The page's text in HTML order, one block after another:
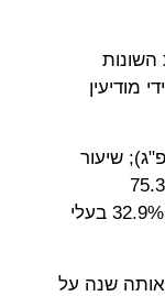
השונות
מודיעין
לבגרות מצטיינת עמד על 21.3% (22% בתשפ"ג); שיעור
היה 76.7% (המקום ה-12 בארץ), לעומת 75.3%
בתשפ"ג; 77.7% היו זכאים להסמכה טכנולוגית, לעומת 78.8% בתשפ"ג, מתוכם 32.9% בעלי
עמד באותה שנה על